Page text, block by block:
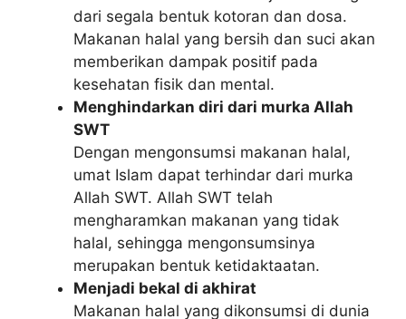
dari segala bentuk kotoran dan dosa.
Makanan halal yang bersih dan suci akan
memberikan dampak positif pada
kesehatan fisik dan mental.
Menghindarkan diri dari murka Allah
SWT
Dengan mengonsumsi makanan halal,
umat Islam dapat terhindar dari murka
Allah SWT. Allah SWT telah
mengharamkan makanan yang tidak
halal, sehingga mengonsumsinya
merupakan bentuk ketidaktaatan.
Menjadi bekal di akhirat
Makanan halal yang dikonsumsi di dunia